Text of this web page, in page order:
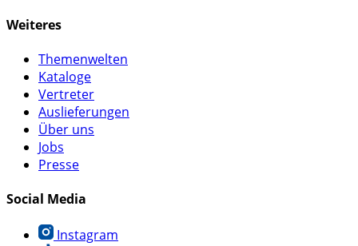
Weiteres
Themenwelten
Kataloge
Vertreter
Auslieferungen
Über uns
Jobs
Presse
Social Media
Instagram